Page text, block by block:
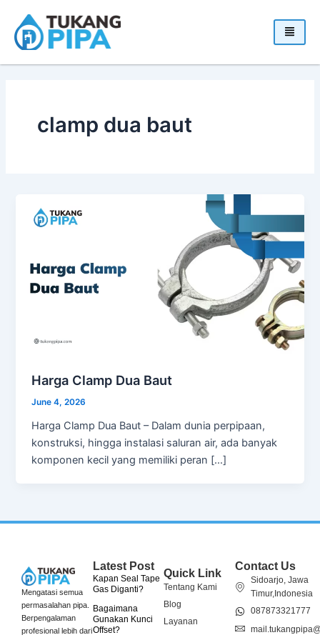
content
clamp dua baut
Harga Clamp Dua Baut
June 4, 2026
Harga Clamp Dua Baut – Dalam dunia perpipaan,
konstruksi, hingga instalasi saluran air, ada banyak
komponen kecil yang memiliki peran […]
Mengatasi semua
permasalahan pipa.
Berpengalaman
profesional lebih dari
Latest Post
Kapan Seal Tape
Gas Diganti?
Bagaimana
Gunakan Kunci
Offset?
Quick Link
Tentang Kami
Blog
Layanan
Contact Us
Sidoarjo, Jawa
Timur,Indonesia
087873321777